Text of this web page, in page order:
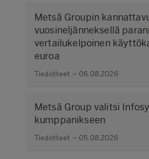
Metsä Groupin
vuosineljänneksellä
vertailukelpoinen
euroa
Tiedotteet – 06.08.2026
Metsä Group valitsi
kumppanikseen
Tiedotteet – 05.08.2026